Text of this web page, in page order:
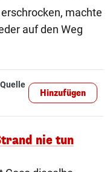
machte
auf den Weg
Hinzufügen
nie tun